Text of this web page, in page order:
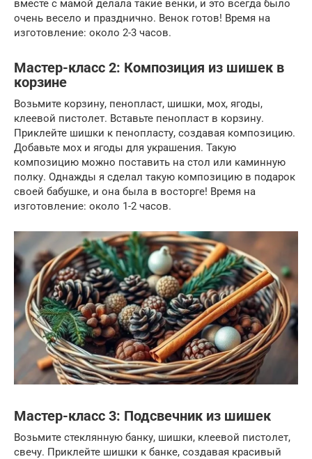
вместе с мамой делала такие венки, и это всегда было
очень весело и празднично. Венок готов! Время на
изготовление: около 2-3 часов.
Мастер-класс 2: Композиция из шишек в
корзине
Возьмите корзину, пенопласт, шишки, мох, ягоды,
клеевой пистолет. Вставьте пенопласт в корзину.
Приклейте шишки к пенопласту, создавая композицию.
Добавьте мох и ягоды для украшения. Такую
композицию можно поставить на стол или каминную
полку. Однажды я сделал такую композицию в подарок
своей бабушке, и она была в восторге! Время на
изготовление: около 1-2 часов.
Мастер-класс 3: Подсвечник из шишек
Возьмите стеклянную банку, шишки, клеевой пистолет,
свечу. Приклейте шишки к банке, создавая красивый